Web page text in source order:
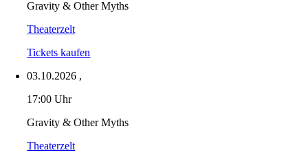
Gravity & Other Myths
Theaterzelt
Tickets kaufen
03.10.2026 ,
17:00 Uhr
Gravity & Other Myths
Theaterzelt